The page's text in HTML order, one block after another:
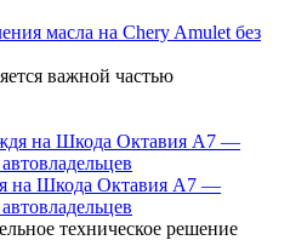
масла на Chery Amulet без
важной частью
на Шкода Октавия А7 —
техническое решение